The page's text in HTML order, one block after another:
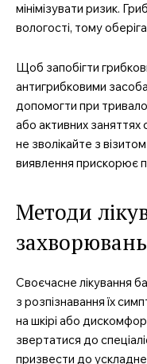
мінімізувати ризик.
вологості, тому
Щоб запобігти
антигрибковими
допомогти при
або активних заняттях
не зволікайте з
виявлення прискорює
Методи
захворювань
Своєчасне лікування
з розпізнавання їх
на шкірі або
звертатися до
призвести до